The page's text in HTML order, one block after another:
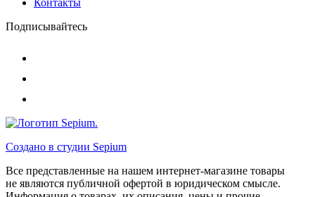
Контакты
Подписывайтесь
Создано в студии Sepium
Все представленные на нашем интернет-магазине товары
не являются публичной офертой в юридическом смысле.